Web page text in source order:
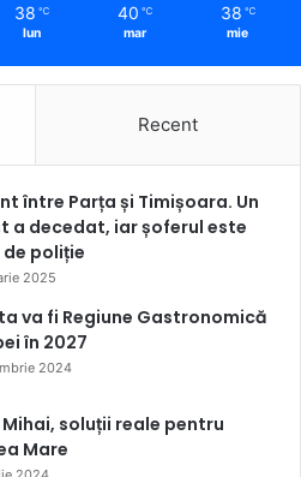
38 ℃
lun
40 ℃
mar
38 ℃
mie
Recent
între Parța și Timișoara. Un
a decedat, iar șoferul este
poliție
2025
va fi Regiune Gastronomică
în 2027
2024
soluții reale pentru
Mare